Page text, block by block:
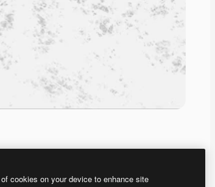
cookies on your device to enhance site